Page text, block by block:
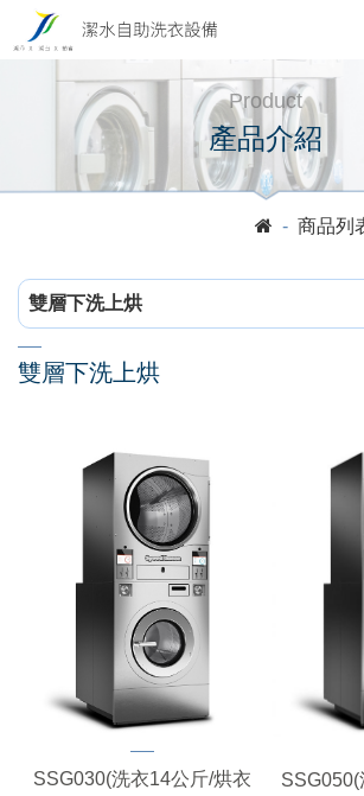
Product
產品介紹
商品列
雙層下洗上烘
雙層下洗上烘
SSG030(洗衣14公斤/烘衣